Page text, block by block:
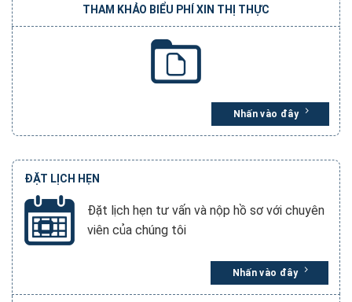
THAM KHẢO BIỂU PHÍ XIN THỊ THỰC
Nhấn vào đây
ĐẶT LỊCH HẸN
Đặt lịch hẹn tư vấn và nộp hồ sơ với chuyên
viên của chúng tôi
Nhấn vào đây